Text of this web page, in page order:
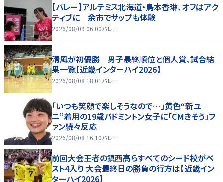
【バレー】アルテミス北海道・鳥本香琳、オフはアク
ティブに 余市でサップも体験
2026/08/09 06:00バレー
清風が初優勝 男子最終順位と個人賞、試合結
果一覧【近畿インターハイ2026】
2026/08/08 18:01 バレー
「いつも笑顔で楽しそうなので…」黄色“新ユ
ニ”着用の19歳バドミントン女子に「CMきそう」フ
ァン続々反応
2026/08/08 16:10バレー
前回大会王者の鎮西高らすべてのシード校がベ
スト4入り 大会最終日の勝負の行方は【近畿イン
ターハイ2026】